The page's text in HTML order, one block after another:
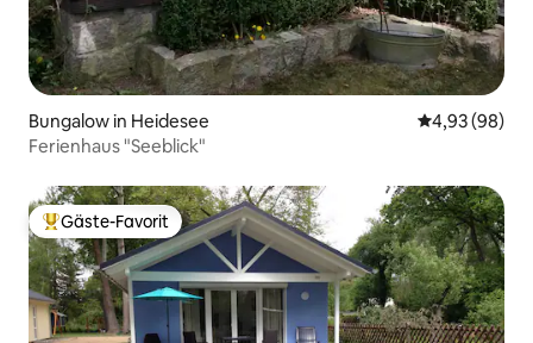
Bungalow in Heidesee
4,93 (98)
Ferienhaus "Seeblick"
Beliebter Gäste-Favorit.
Gäste-Favorit